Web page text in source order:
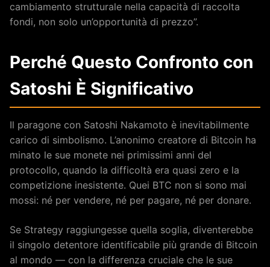
cambiamento strutturale nella capacità di raccolta
fondi, non solo un’opportunità di prezzo”.
Perché Questo Confronto con
Satoshi È Significativo
Il paragone con Satoshi Nakamoto è inevitabilmente
carico di simbolismo. L’anonimo creatore di Bitcoin ha
minato le sue monete nei primissimi anni del
protocollo, quando la difficoltà era quasi zero e la
competizione inesistente. Quei BTC non si sono mai
mossi: né per vendere, né per pagare, né per donare.
Se Strategy raggiungesse quella soglia, diventerebbe
il singolo detentore identificabile più grande di Bitcoin
al mondo — con la differenza cruciale che le sue